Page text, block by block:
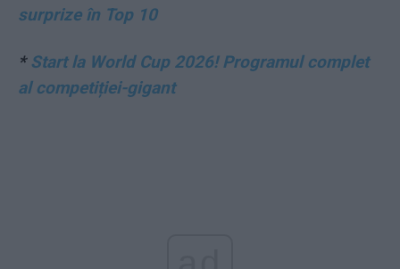
surprize în Top 10
* Start la World Cup 2026! Programul complet
al competiției-gigant